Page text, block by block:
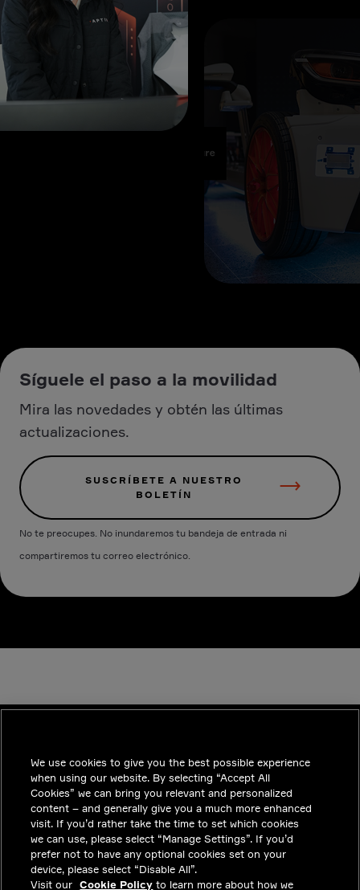
Síguele el paso a la movilidad
Mira las novedades y obtén las últimas
actualizaciones.
SUSCRÍBETE A NUESTRO
BOLETÍN
No te preocupes. No inundaremos tu bandeja de entrada ni
compartiremos tu correo electrónico.
INDUSTRIES
TENDENCIAS
SOLUCIONES
CARRERAS
INVERSIONISTAS
We use cookies to give you the best possible experience
when using our website. By selecting “Accept All
Cookies” we can bring you relevant and personalized
content – and generally give you a much more enhanced
visit. If you’d rather take the time to set which cookies
we can use, please select “Manage Settings”. If you’d
prefer not to have any optional cookies set on your
device, please select “Disable All”.
Visit our Cookie Policy to learn more about how we